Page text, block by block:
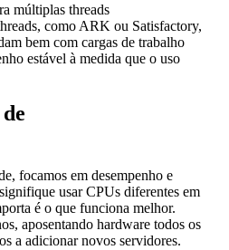
múltiplas threads
como ARK ou Satisfactory,
bem com cargas de trabalho
estável à medida que o uso
focamos em desempenho e
usar CPUs diferentes em
é o que funciona melhor.
aposentando hardware todos os
a adicionar novos servidores.